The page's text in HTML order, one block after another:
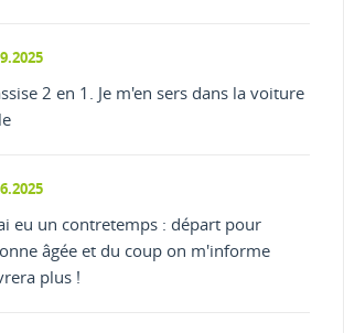
2 en 1. Je m'en sers dans la voiture
eu un contretemps : départ pour
âgée et du coup on m'informe
plus !